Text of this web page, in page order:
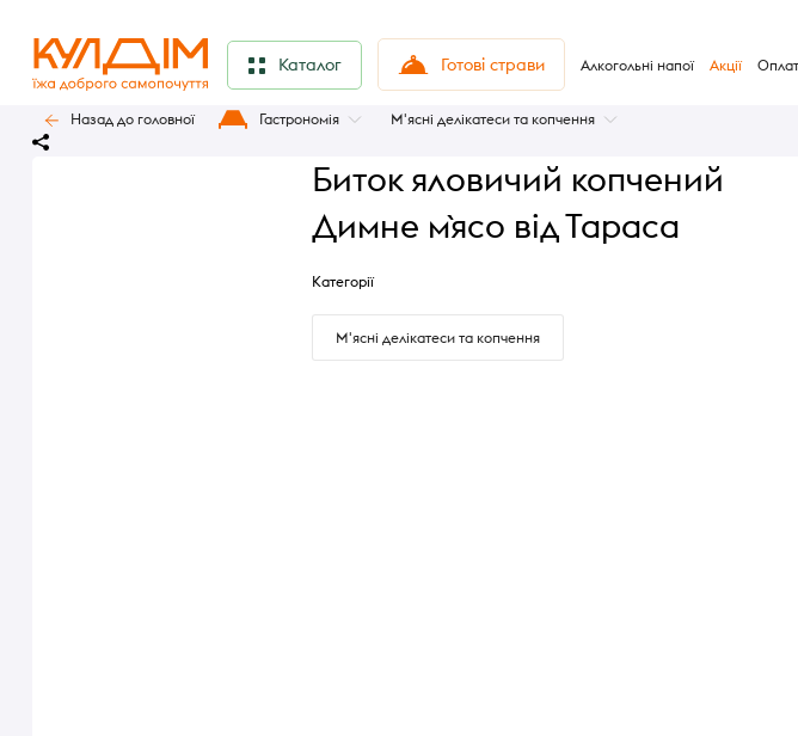
Каталог Готові страви Алкогольні напої Акції
Назад до головної Гастрономія М'ясні делікатеси та копчення
Биток яловичий копчений
Димне м`ясо від Тараса
Категорії
М'ясні делікатеси та копчення